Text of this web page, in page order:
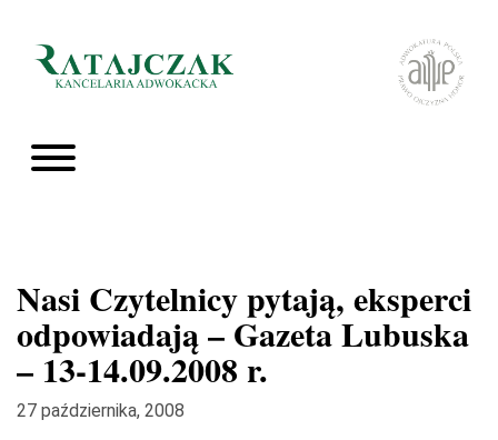
Nasi Czytelnicy pytają, eksperci
odpowiadają – Gazeta Lubuska
– 13-14.09.2008 r.
27 października, 2008